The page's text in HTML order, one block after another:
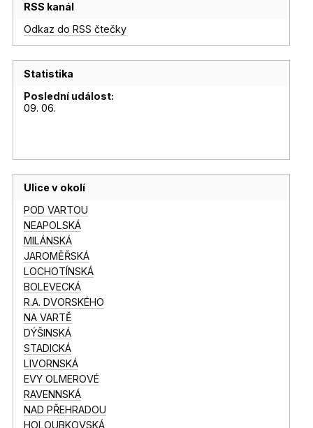
RSS kanál
Odkaz do RSS čtečky
Statistika
Poslední událost:
09. 06.
Ulice v okolí
POD VARTOU
NEAPOLSKÁ
MILÁNSKÁ
JAROMĚŘSKÁ
LOCHOTÍNSKÁ
BOLEVECKÁ
R.A. DVORSKÉHO
NA VARTĚ
DÝŠINSKÁ
STADICKÁ
LIVORNSKÁ
EVY OLMEROVÉ
RAVENNSKÁ
NAD PŘEHRADOU
HOLOUBKOVSKÁ